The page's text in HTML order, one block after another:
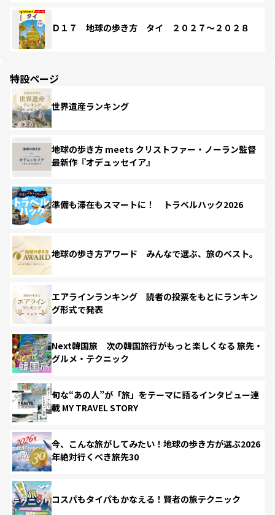
Ｄ１７ 地球の歩き方 タイ ２０２７～２０２８
特設ページ
世界遺産ランキング
地球の歩き方 meets クリストファー・ノーラン監督
最新作『オデュッセイア』
準備も滞在もスマートに！ トラベルハック2026
地球の歩き方アワード みんなで選ぶ、旅のベスト。
エアラインランキング 読者の投票をもとにランキン
グ形式で発表
Next韓国旅 次の韓国旅行がもっと楽しくなる 旅先・
グルメ・テクニック
旬な“あの人”が「旅」をテーマに語るインタビュー連
載 MY TRAVEL STORY
今、こんな旅がしてみたい！地球の歩き方が選ぶ2026
年絶対行くべき旅先30
コスパもタイパもかなえる！賢者の旅テクニック